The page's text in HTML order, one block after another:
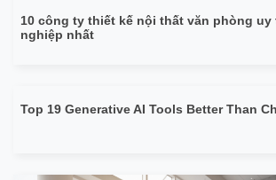
10 công ty thiết kế nội thất văn phòng uy
nghiệp nhất
Top 19 Generative AI Tools Better Than